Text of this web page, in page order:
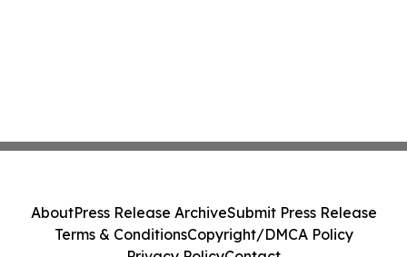
AboutPress Release ArchiveSubmit Press Release
Terms & ConditionsCopyright/DMCA Policy